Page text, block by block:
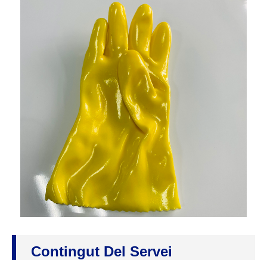
Contingut Del Servei